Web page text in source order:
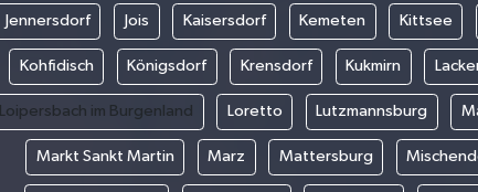
Jennersdorf Jois Kaisersdorf Kemeten Kittsee
Kohfidisch Königsdorf Krensdorf Kukmirn
Loipersbach im Burgenland Loretto Lutzmannsburg
Markt Sankt Martin Marz Mattersburg